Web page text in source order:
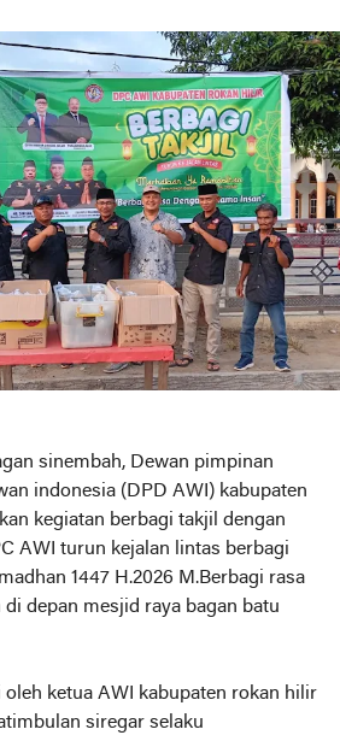
sinembah, Dewan pimpinan
indonesia (DPD AWI) kabupaten
kegiatan berbagi takjil dengan
AWI turun kejalan lintas berbagi
1447 H.2026 M.Berbagi rasa
depan mesjid raya bagan batu
ketua AWI kabupaten rokan hilir
siregar selaku